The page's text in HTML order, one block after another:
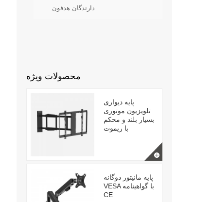
دارندگان هدفون
محصولات ویژه
پایه دیواری
تلویزیون موتوری
بسیار بلند و محکم
با ریموت
پایه مانیتور دوگانه
VESA با گواهینامه
CE